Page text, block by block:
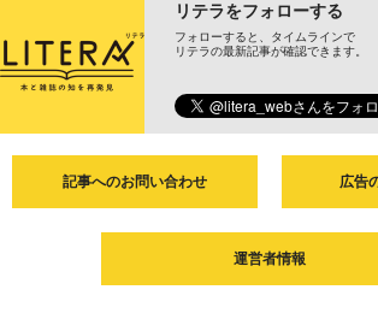
リテラをフォローする
フォローすると、タイムラインで
リテラの最新記事が確認できます。
記事へのお問い合わせ 広告
運営者情報